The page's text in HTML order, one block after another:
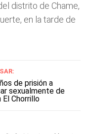
distrito de Chame,
en la tarde de
de prisión a
sexualmente de
El Chorrillo